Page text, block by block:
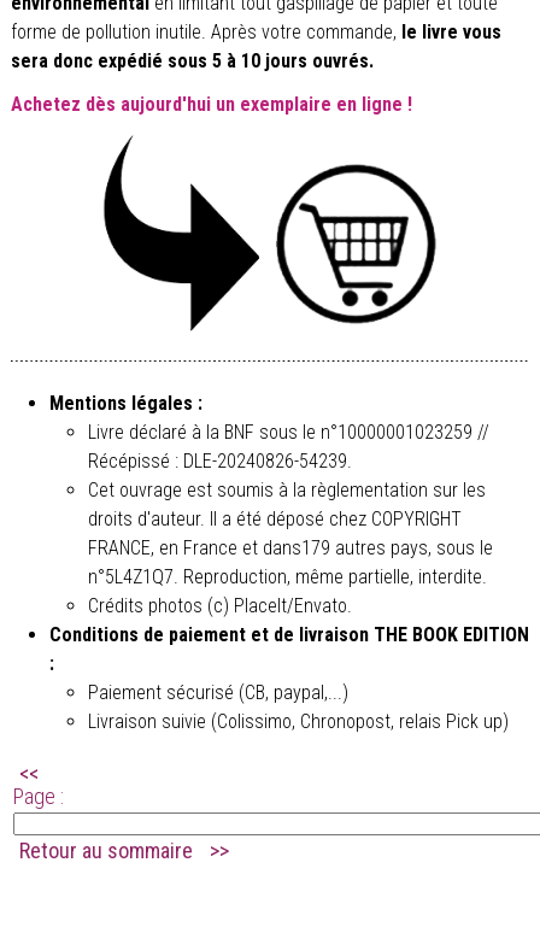
forme de pollution inutile. Après votre commande, le livre vous
sera donc expédié sous 5 à 10 jours ouvrés.
Achetez dès aujourd'hui un exemplaire en ligne !
Mentions légales :
Livre déclaré à la BNF sous le n°10000001023259 //
Récépissé : DLE-20240826-54239.
Cet ouvrage est soumis à la règlementation sur les
droits d'auteur. Il a été déposé chez COPYRIGHT
FRANCE, en France et dans179 autres pays, sous le
n°5L4Z1Q7. Reproduction, même partielle, interdite.
Crédits photos (c) PlaceIt/Envato.
Conditions de paiement et de livraison THE BOOK EDITION
:
Paiement sécurisé (CB, paypal,...)
Livraison suivie (Colissimo, Chronopost, relais Pick up)
<<
Page :
Retour au sommaire >>